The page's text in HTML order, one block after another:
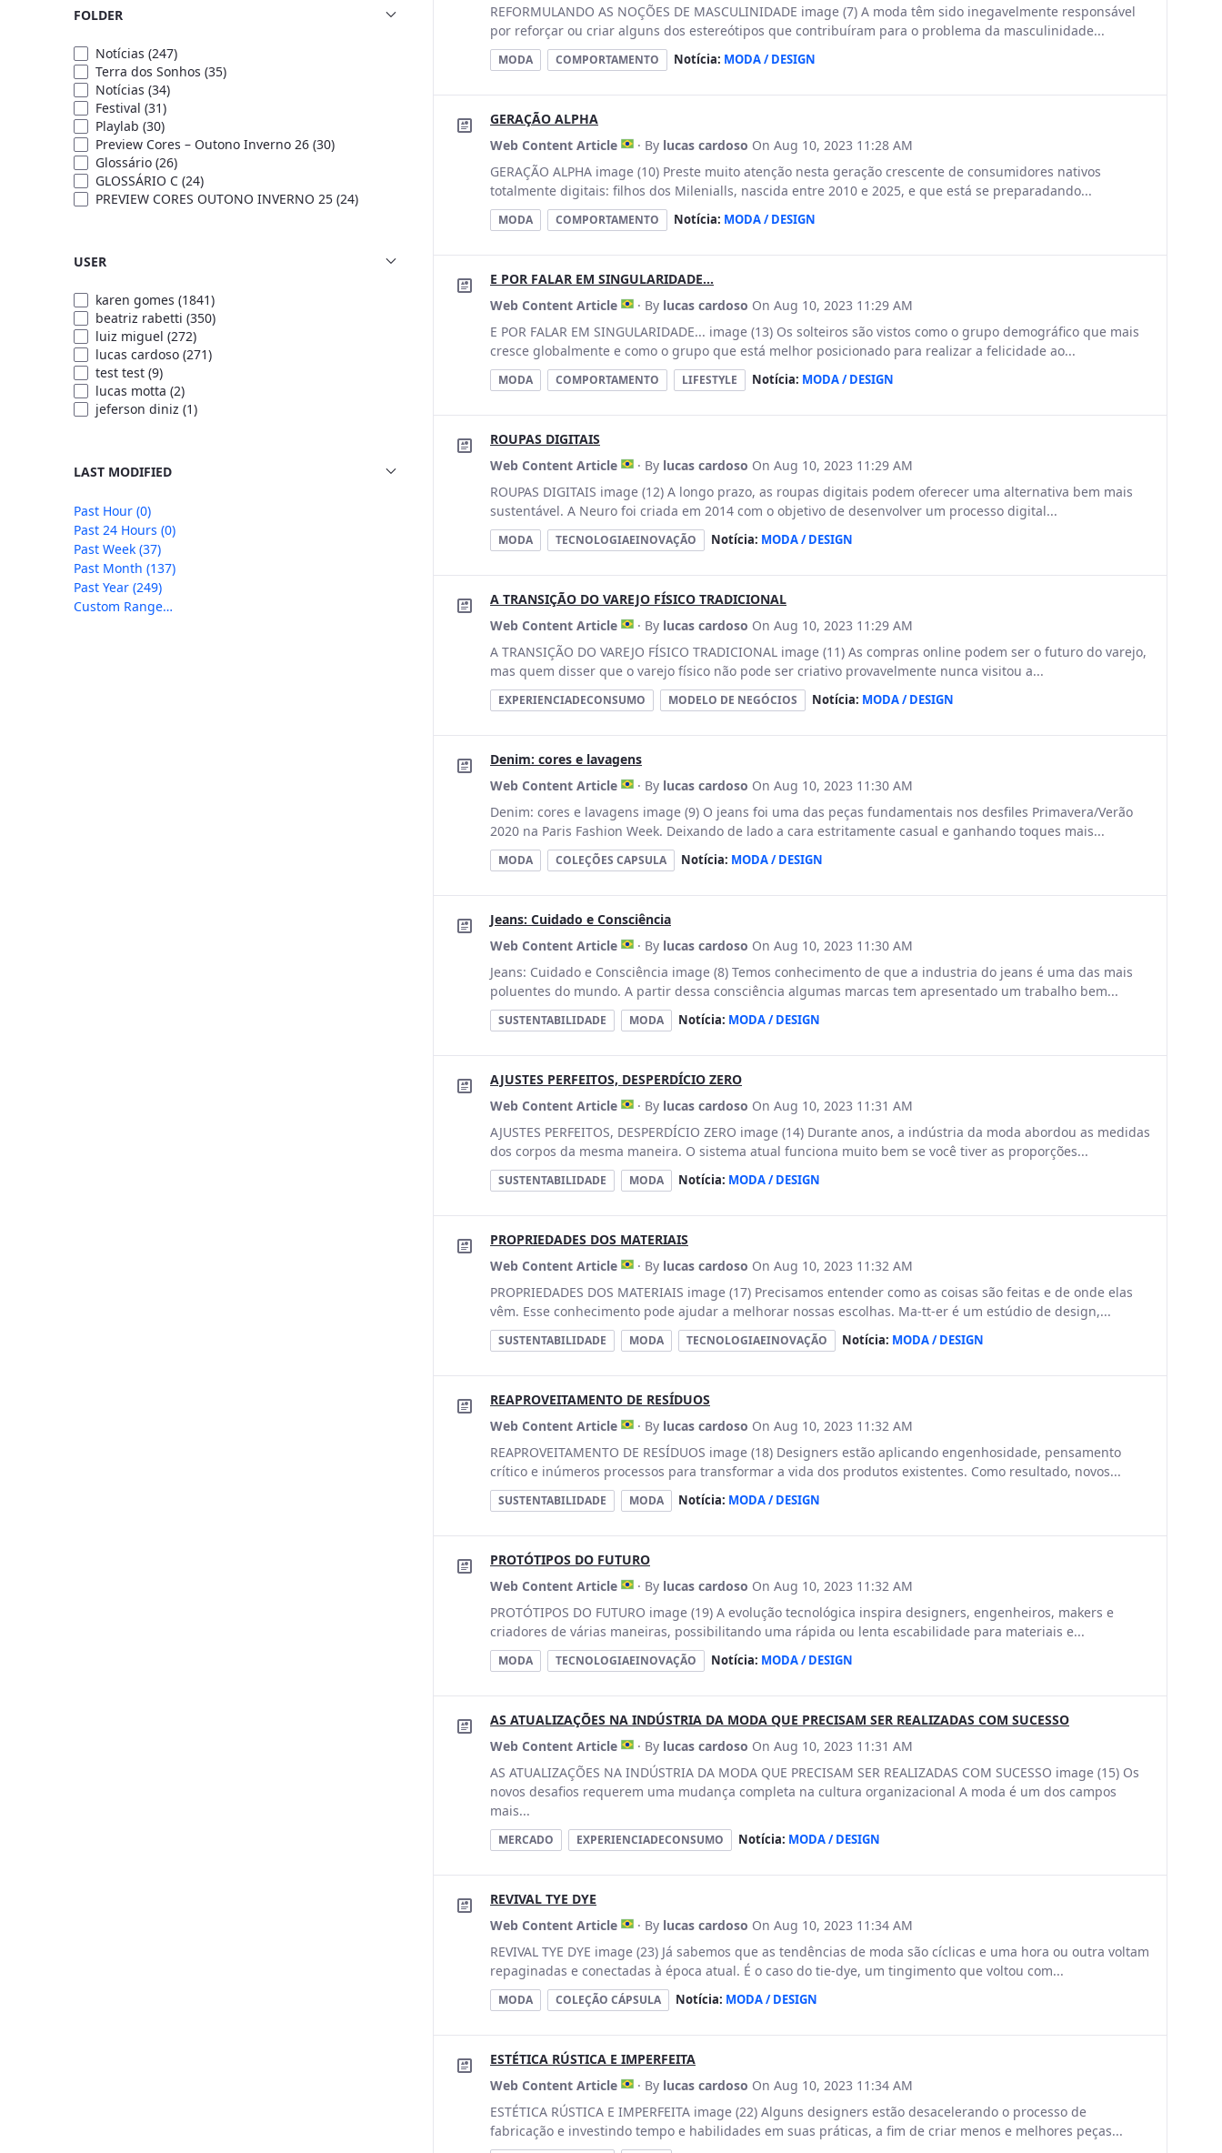
FOLDER
Notícias (247)
Terra dos Sonhos (35)
Notícias (34)
Festival (31)
Playlab (30)
Preview Cores – Outono Inverno 26 (30)
Glossário (26)
GLOSSÁRIO C (24)
PREVIEW CORES OUTONO INVERNO 25 (24)
USER
karen gomes (1841)
beatriz rabetti (350)
luiz miguel (272)
lucas cardoso (271)
test test (9)
lucas motta (2)
jeferson diniz (1)
LAST MODIFIED
Past Hour (0)
Past 24 Hours (0)
Past Week (37)
Past Month (137)
Past Year (249)
Custom Range…
REFORMULANDO AS NOÇÕES DE MASCULINIDADE image (7) A moda têm sido inegavelmente responsável
por reforçar ou criar alguns dos estereótipos que contribuíram para o problema da masculinidade...
MODA COMPORTAMENTO Notícia: MODA / DESIGN
GERAÇÃO ALPHA
Web Content Article
· By lucas cardoso On Aug 10, 2023 11:28 AM
GERAÇÃO ALPHA image (10) Preste muito atenção nesta geração crescente de consumidores nativos
totalmente digitais: filhos dos Milenialls, nascida entre 2010 e 2025, e que está se preparadando...
MODA COMPORTAMENTO Notícia: MODA / DESIGN
E POR FALAR EM SINGULARIDADE...
Web Content Article
· By lucas cardoso On Aug 10, 2023 11:29 AM
E POR FALAR EM SINGULARIDADE... image (13) Os solteiros são vistos como o grupo demográfico que mais
cresce globalmente e como o grupo que está melhor posicionado para realizar a felicidade ao...
MODA COMPORTAMENTO LIFESTYLE Notícia: MODA / DESIGN
ROUPAS DIGITAIS
Web Content Article
· By lucas cardoso On Aug 10, 2023 11:29 AM
ROUPAS DIGITAIS image (12) A longo prazo, as roupas digitais podem oferecer uma alternativa bem mais
sustentável. A Neuro foi criada em 2014 com o objetivo de desenvolver um processo digital...
MODA TECNOLOGIAEINOVAÇÃO Notícia: MODA / DESIGN
A TRANSIÇÃO DO VAREJO FÍSICO TRADICIONAL
Web Content Article
· By lucas cardoso On Aug 10, 2023 11:29 AM
A TRANSIÇÃO DO VAREJO FÍSICO TRADICIONAL image (11) As compras online podem ser o futuro do varejo,
mas quem disser que o varejo físico não pode ser criativo provavelmente nunca visitou a...
EXPERIENCIADECONSUMO MODELO DE NEGÓCIOS Notícia: MODA / DESIGN
Denim: cores e lavagens
Web Content Article
· By lucas cardoso On Aug 10, 2023 11:30 AM
Denim: cores e lavagens image (9) O jeans foi uma das peças fundamentais nos desfiles Primavera/Verão
2020 na Paris Fashion Week. Deixando de lado a cara estritamente casual e ganhando toques mais...
MODA COLEÇÕES CAPSULA Notícia: MODA / DESIGN
Jeans: Cuidado e Consciência
Web Content Article
· By lucas cardoso On Aug 10, 2023 11:30 AM
Jeans: Cuidado e Consciência image (8) Temos conhecimento de que a industria do jeans é uma das mais
poluentes do mundo. A partir dessa consciência algumas marcas tem apresentado um trabalho bem...
SUSTENTABILIDADE MODA Notícia: MODA / DESIGN
AJUSTES PERFEITOS, DESPERDÍCIO ZERO
Web Content Article
· By lucas cardoso On Aug 10, 2023 11:31 AM
AJUSTES PERFEITOS, DESPERDÍCIO ZERO image (14) Durante anos, a indústria da moda abordou as medidas
dos corpos da mesma maneira. O sistema atual funciona muito bem se você tiver as proporções...
SUSTENTABILIDADE MODA Notícia: MODA / DESIGN
PROPRIEDADES DOS MATERIAIS
Web Content Article
· By lucas cardoso On Aug 10, 2023 11:32 AM
PROPRIEDADES DOS MATERIAIS image (17) Precisamos entender como as coisas são feitas e de onde elas
vêm. Esse conhecimento pode ajudar a melhorar nossas escolhas. Ma-tt-er é um estúdio de design,...
SUSTENTABILIDADE MODA TECNOLOGIAEINOVAÇÃO Notícia: MODA / DESIGN
REAPROVEITAMENTO DE RESÍDUOS
Web Content Article
· By lucas cardoso On Aug 10, 2023 11:32 AM
REAPROVEITAMENTO DE RESÍDUOS image (18) Designers estão aplicando engenhosidade, pensamento
crítico e inúmeros processos para transformar a vida dos produtos existentes. Como resultado, novos...
SUSTENTABILIDADE MODA Notícia: MODA / DESIGN
PROTÓTIPOS DO FUTURO
Web Content Article
· By lucas cardoso On Aug 10, 2023 11:32 AM
PROTÓTIPOS DO FUTURO image (19) A evolução tecnológica inspira designers, engenheiros, makers e
criadores de várias maneiras, possibilitando uma rápida ou lenta escabilidade para materiais e...
MODA TECNOLOGIAEINOVAÇÃO Notícia: MODA / DESIGN
AS ATUALIZAÇÕES NA INDÚSTRIA DA MODA QUE PRECISAM SER REALIZADAS COM SUCESSO
Web Content Article
· By lucas cardoso On Aug 10, 2023 11:31 AM
AS ATUALIZAÇÕES NA INDÚSTRIA DA MODA QUE PRECISAM SER REALIZADAS COM SUCESSO image (15) Os
novos desafios requerem uma mudança completa na cultura organizacional A moda é um dos campos
mais...
MERCADO EXPERIENCIADECONSUMO Notícia: MODA / DESIGN
REVIVAL TYE DYE
Web Content Article
· By lucas cardoso On Aug 10, 2023 11:34 AM
REVIVAL TYE DYE image (23) Já sabemos que as tendências de moda são cíclicas e uma hora ou outra voltam
repaginadas e conectadas à época atual. É o caso do tie-dye, um tingimento que voltou com...
MODA COLEÇÃO CÁPSULA Notícia: MODA / DESIGN
ESTÉTICA RÚSTICA E IMPERFEITA
Web Content Article
· By lucas cardoso On Aug 10, 2023 11:34 AM
ESTÉTICA RÚSTICA E IMPERFEITA image (22) Alguns designers estão desacelerando o processo de
fabricação e investindo tempo e habilidades em suas práticas, a fim de criar menos e melhores peças...